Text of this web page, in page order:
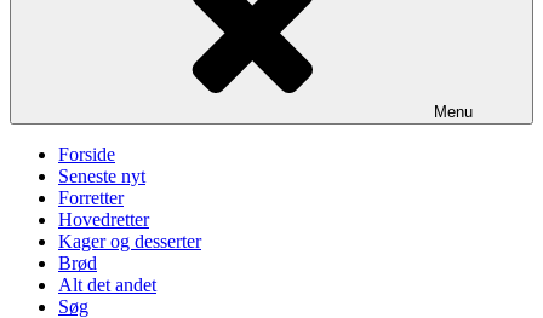
Menu
Forside
Seneste nyt
Forretter
Hovedretter
Kager og desserter
Brød
Alt det andet
Søg